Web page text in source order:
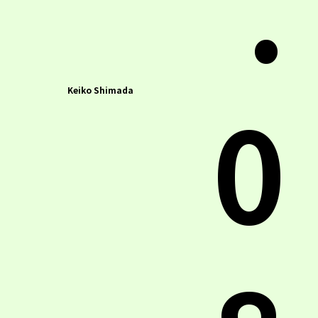
Keiko Shimada
0